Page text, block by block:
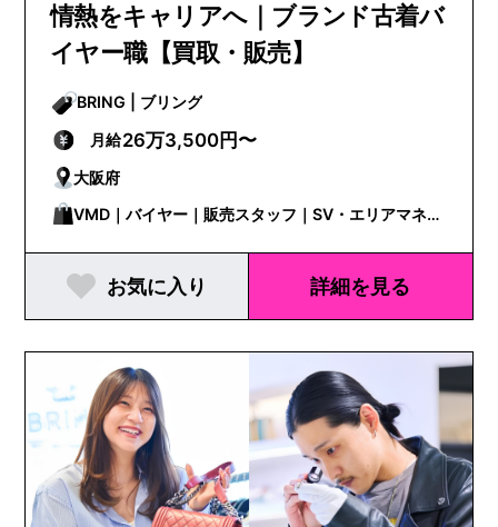
情熱をキャリアへ｜ブランド古着バ
イヤー職【買取・販売】
BRING | ブリング
月給26万3,500円〜
大阪府
VMD｜バイヤー｜販売スタッフ｜SV・エリアマネー
ジャー
お気に入り 詳細を見る